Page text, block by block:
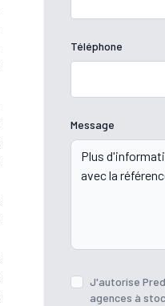
Téléphone
Message
J'autorise
agences à